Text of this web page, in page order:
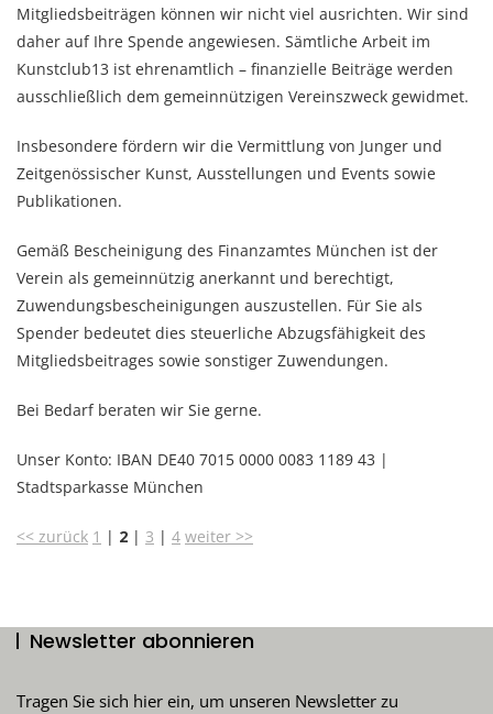
Mitgliedsbeiträgen können wir nicht viel ausrichten. Wir sind
daher auf Ihre Spende angewiesen. Sämtliche Arbeit im
Kunstclub13 ist ehrenamtlich – finanzielle Beiträge werden
ausschließlich dem gemeinnützigen Vereinszweck gewidmet.
Insbesondere fördern wir die Vermittlung von Junger und
Zeitgenössischer Kunst, Ausstellungen und Events sowie
Publikationen.
Gemäß Bescheinigung des Finanzamtes München ist der
Verein als gemeinnützig anerkannt und berechtigt,
Zuwendungsbescheinigungen auszustellen. Für Sie als
Spender bedeutet dies steuerliche Abzugsfähigkeit des
Mitgliedsbeitrages sowie sonstiger Zuwendungen.
Bei Bedarf beraten wir Sie gerne.
Unser Konto: IBAN DE40 7015 0000 0083 1189 43 |
Stadtsparkasse München
<< zurück 1 | 2 | 3 | 4 weiter >>
Newsletter abonnieren
Tragen Sie sich hier ein, um unseren Newsletter zu